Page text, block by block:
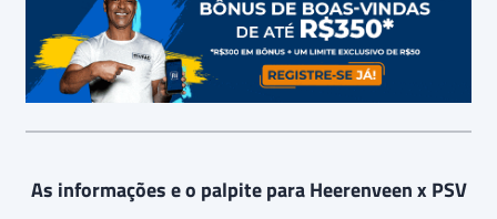
As informações e o palpite para Heerenveen x PSV